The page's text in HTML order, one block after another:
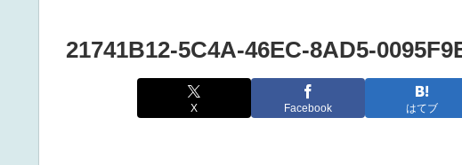
21741B12-5C4A-46EC-8AD5-
X Facebook はてブ